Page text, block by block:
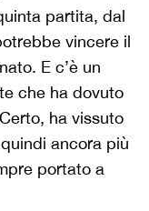
partita, dal
vincere il
E c’è un
che ha dovuto
ha vissuto
ancora più
portato a